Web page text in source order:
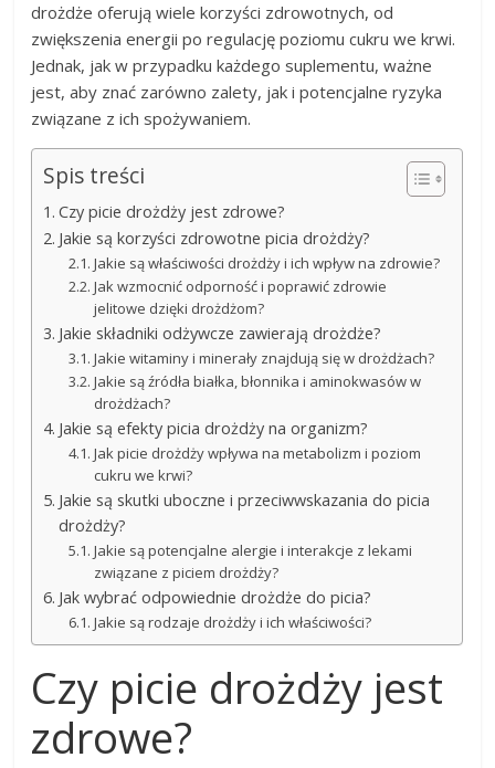
drożdże oferują wiele korzyści zdrowotnych, od
zwiększenia energii po regulację poziomu cukru we krwi.
Jednak, jak w przypadku każdego suplementu, ważne
jest, aby znać zarówno zalety, jak i potencjalne ryzyka
związane z ich spożywaniem.
Spis treści
Czy picie drożdży jest zdrowe?
Jakie są korzyści zdrowotne picia drożdży?
Jakie są właściwości drożdży i ich wpływ na zdrowie?
Jak wzmocnić odporność i poprawić zdrowie
jelitowe dzięki drożdżom?
Jakie składniki odżywcze zawierają drożdże?
Jakie witaminy i minerały znajdują się w drożdżach?
Jakie są źródła białka, błonnika i aminokwasów w
drożdżach?
Jakie są efekty picia drożdży na organizm?
Jak picie drożdży wpływa na metabolizm i poziom
cukru we krwi?
Jakie są skutki uboczne i przeciwwskazania do picia
drożdży?
Jakie są potencjalne alergie i interakcje z lekami
związane z piciem drożdży?
Jak wybrać odpowiednie drożdże do picia?
Jakie są rodzaje drożdży i ich właściwości?
Czy picie drożdży jest
zdrowe?